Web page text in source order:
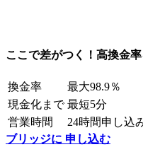
ここで差がつく！高換金
換金率
最大98.9％
現金化まで 最短5分
営業時間
24時間申し込
ブリッジに 申し込む